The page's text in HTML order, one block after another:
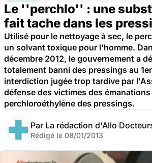
Le ''perchlo'' : une
fait tache dans les
Utilisé pour le nettoyage à sec, le
un solvant toxique pour l'homme.
décembre 2012, le gouvernement a
totalement banni des pressings au
interdiction jugée trop tardive par
défense des victimes des émanations
perchloroéthylène des pressings.
Par La rédaction d'Allo
Rédigé le 08/01/2013